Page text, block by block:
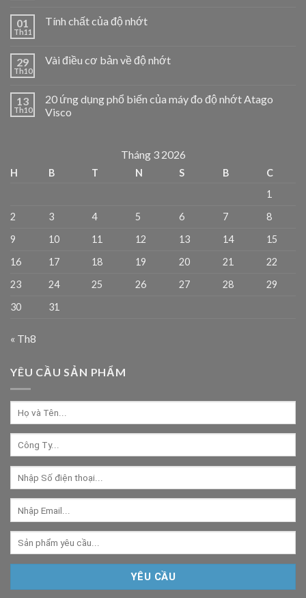
01
Th11
Tính chất của độ nhớt
29
Th10
Vài điều cơ bản về độ nhớt
13
Th10
20 ứng dụng phổ biến của máy đo độ nhớt Atago
Visco
Tháng 3 2026
H B T N S B
C
1
2
3 4 5 6 7
8
9
10 11 12 13 14
15
16
17 18 19 20 21
22
23
24 25 26 27 28
29
30
31
« Th8
YÊU CẦU SẢN PHẨM